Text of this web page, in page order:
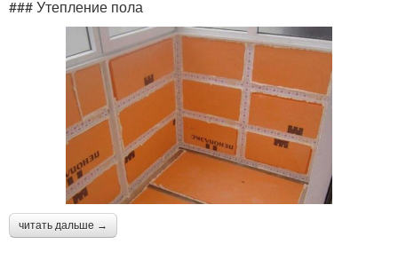
### Утепление пола
читать дальше →